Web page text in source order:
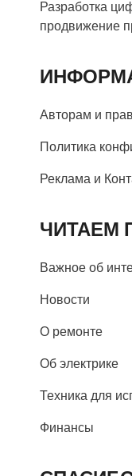
Разработка
продвижение
Авторам и
Политика
Реклама и
ЧИТАЕМ
Важное об
Новости
О ремонте
Об электрике
Техника для
Финансы